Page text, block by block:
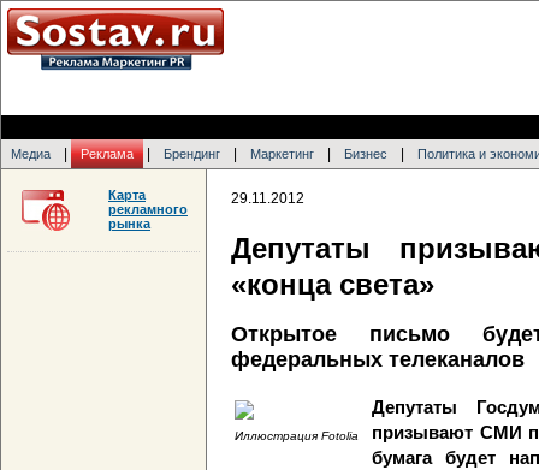
Медиа Реклама Брендинг Маркетинг Бизнес Политика и
29.11.2012
Депутаты
«конца света»
Открытое письмо
федеральных телеканалов
Иллюстрация Fotolia
Депутаты
призывают СМИ
бумага будет
Карта
рекламного
рынка